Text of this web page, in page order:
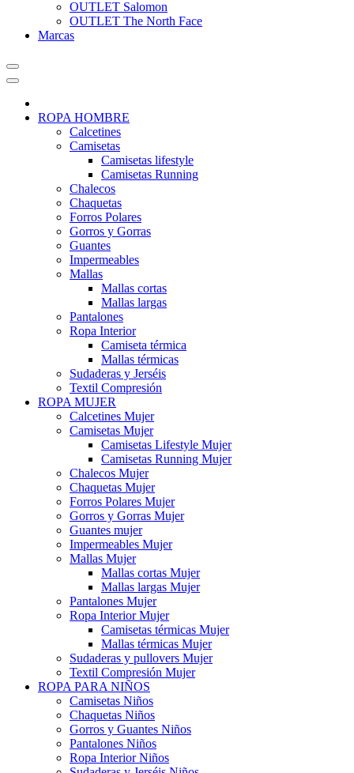
OUTLET Salomon
OUTLET The North Face
Marcas
ROPA HOMBRE
Calcetines
Camisetas
Camisetas lifestyle
Camisetas Running
Chalecos
Chaquetas
Forros Polares
Gorros y Gorras
Guantes
Impermeables
Mallas
Mallas cortas
Mallas largas
Pantalones
Ropa Interior
Camiseta térmica
Mallas térmicas
Sudaderas y Jerséis
Textil Compresión
ROPA MUJER
Calcetines Mujer
Camisetas Mujer
Camisetas Lifestyle Mujer
Camisetas Running Mujer
Chalecos Mujer
Chaquetas Mujer
Forros Polares Mujer
Gorros y Gorras Mujer
Guantes mujer
Impermeables Mujer
Mallas Mujer
Mallas cortas Mujer
Mallas largas Mujer
Pantalones Mujer
Ropa Interior Mujer
Camisetas térmicas Mujer
Mallas térmicas Mujer
Sudaderas y pullovers Mujer
Textil Compresión Mujer
ROPA PARA NIÑOS
Camisetas Niños
Chaquetas Niños
Gorros y Guantes Niños
Pantalones Niños
Ropa Interior Niños